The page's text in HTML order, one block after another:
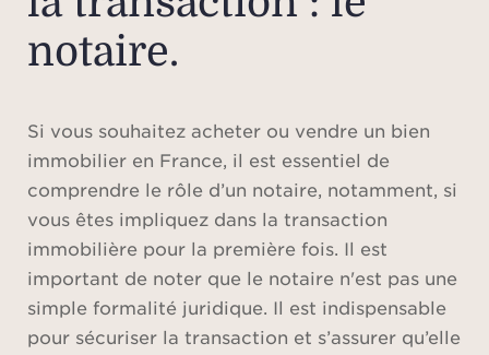
notaire.
Si vous souhaitez acheter ou vendre un bien
immobilier en France, il est essentiel de
comprendre le rôle d’un notaire, notamment, si
vous êtes impliquez dans la transaction
immobilière pour la première fois. Il est
important de noter que le notaire n'est pas une
simple formalité juridique. Il est indispensable
pour sécuriser la transaction et s’assurer qu’elle